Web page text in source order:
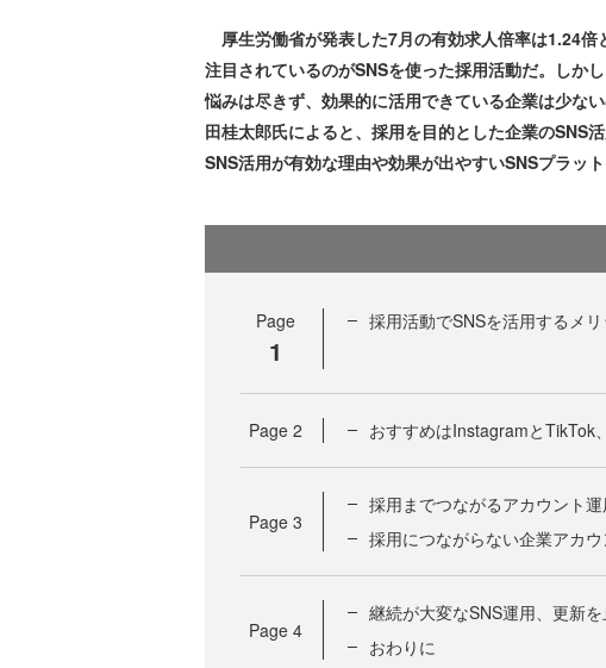
厚生労働省が発表した7月の有効求人倍率は1.24
注目されているのがSNSを使った採用活動だ。しか
悩みは尽きず、効果的に活用できている企業は少な
田桂太郎氏によると、採用を目的とした企業のSNS
SNS活用が有効な理由や効果が出やすいSNSプラッ
Page
1
採用活動でSNSを活用するメリ
Page 2 おすすめはInstagramとTikTok
Page 3
採用までつながるアカウント
採用につながらない企業アカ
Page 4
継続が大変なSNS運用、更新
おわりに